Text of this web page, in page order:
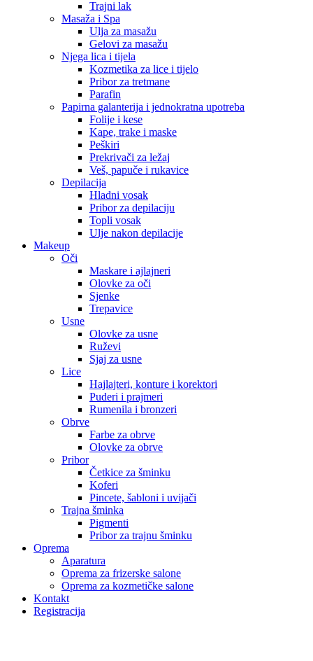
Trajni lak
Masaža i Spa
Ulja za masažu
Gelovi za masažu
Njega lica i tijela
Kozmetika za lice i tijelo
Pribor za tretmane
Parafin
Papirna galanterija i jednokratna upotreba
Folije i kese
Kape, trake i maske
Peškiri
Prekrivači za ležaj
Veš, papuče i rukavice
Depilacija
Hladni vosak
Pribor za depilaciju
Topli vosak
Ulje nakon depilacije
Makeup
Oči
Maskare i ajlajneri
Olovke za oči
Sjenke
Trepavice
Usne
Olovke za usne
Ruževi
Sjaj za usne
Lice
Hajlajteri, konture i korektori
Puderi i prajmeri
Rumenila i bronzeri
Obrve
Farbe za obrve
Olovke za obrve
Pribor
Četkice za šminku
Koferi
Pincete, šabloni i uvijači
Trajna šminka
Pigmenti
Pribor za trajnu šminku
Oprema
Aparatura
Oprema za frizerske salone
Oprema za kozmetičke salone
Kontakt
Registracija